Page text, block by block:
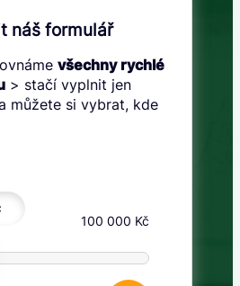
náš formulář
všechny rychlé
> stačí vyplnit jen
můžete si vybrat, kde
100 000 Kč